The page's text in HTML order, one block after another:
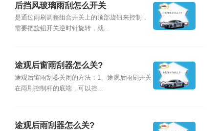
后挡风玻璃雨刮怎么开关
是通过雨刷调整组合开关上的顶部旋钮来控制，
需要把旋钮开关逆时针旋转，就...
途观后窗雨刮器怎么关?
途观后窗雨刮器关闭的方法：1、途观后雨刷开关
在雨刷控制杆的底端，可以控...
途观后雨刮器怎么关?